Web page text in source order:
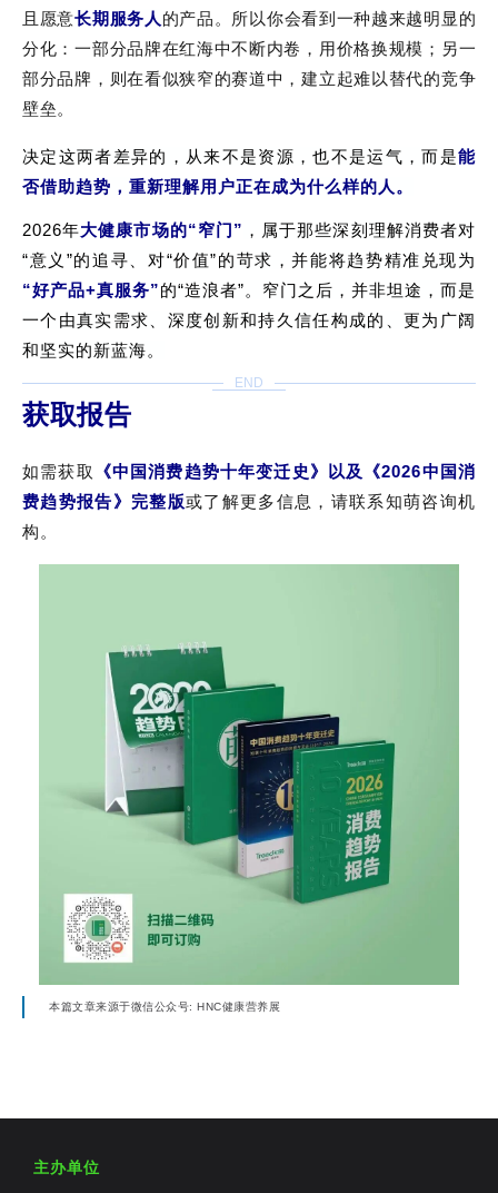
且愿意长期服务人的产品。所以你会看到一种越来越明显的
分化：一部分品牌在红海中不断内卷，用价格换规模；另一
部分品牌，则在看似狭窄的赛道中，建立起难以替代的竞争
壁垒。
决定这两者差异的，从来不是资源，也不是运气，而是能
否借助趋势，重新理解用户正在成为什么样的人。
2026年大健康市场的“窄门” ，属于那些深刻理解消费者对
“意义 ”的追寻、对“价值”的苛求，并能将趋势精准兑现为
“好产品+真服务”的“造浪者”。窄门之后，并非坦途，而是
一个由真实需求、深度创新和持久信任构成的、更为广阔
和坚实的新蓝海。
END
获取报告
如需获取
《中国消费趋势十年变迁史》以及《2026中国消
费趋势报告》完整版或了解更多信息，请联系知萌咨询机
构。
本篇文章来源于微信公众号: HNC健康营养展
主办单位